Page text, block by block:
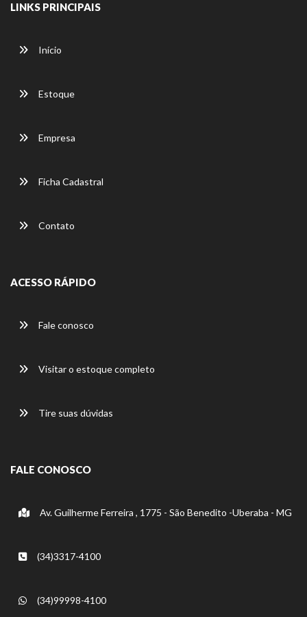
LINKS PRINCIPAIS
Início
Estoque
Empresa
Ficha Cadastral
Contato
ACESSO RÁPIDO
Fale conosco
Visitar o estoque completo
Tire suas dúvidas
FALE CONOSCO
Av. Guilherme Ferreira , 1775 - São Benedito -Uberaba - MG
(34)3317-4100
(34)99998-4100